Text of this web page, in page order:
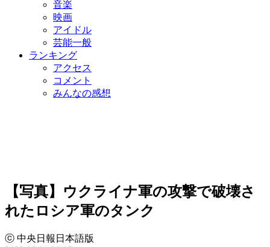
音楽
映画
アイドル
芸能一般
ランキング
アクセス
コメント
みんなの感想
【写真】ウクライナ軍の攻撃で破壊さ
れたロシア軍のタンク
ⓒ 中央日報日本語版